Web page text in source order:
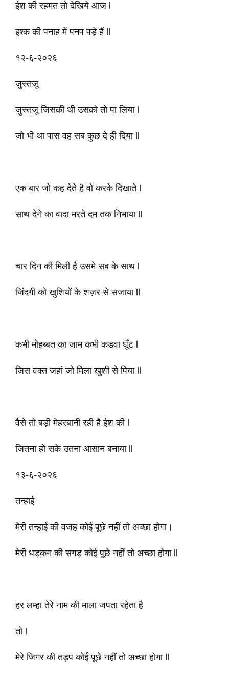
ईश की रहमत तो देखिये आज l
इश्क की पनाह में पनप पड़े हैं ll
१२-६-२०२६
जुस्तजू
जुस्तजू जिसकी थी उसको तो पा लिया l
जो भी था पास वह सब कुछ दे ही दिया ll
एक बार जो कह देते है वो करके दिखाते l
साथ देने का वादा मरते दम तक निभाया ll
चार दिन की मिली है उसमे सब के साथ l
जिंदगी को खुशियों के शज़र से सजाया ll
कभी मोहब्बत का जाम कभी कडवा घूँट l
जिस वक्त जहां जो मिला खुशी से पिया ll
वैसे तो बड़ी मेहरबानी रही है ईश की l
जितना हो सके उतना आसान बनाया ll
१३-६-२०२६
तन्हाई
मेरी तन्हाई की वजह कोई पूछे नहीं तो अच्छा होगा।
मेरी धड़कन की सगड़ कोई पूछे नहीं तो अच्छा होगा ll
हर लम्हा तेरे नाम की माला जपता रहेता है
तो l
मेरे जिगर की तड़प कोई पूछे नहीं तो अच्छा होगा ll